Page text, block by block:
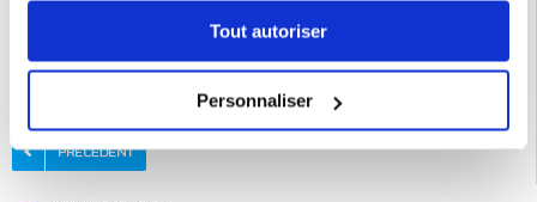
Tout autoriser
Personnaliser
Emballage : Euroblister
Catégories associées:Gadgets,Réveil matin